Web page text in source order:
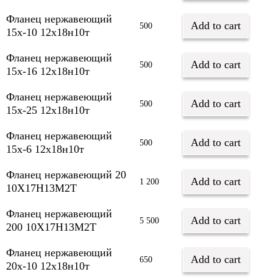
Фланец нержавеющий
15х-10 12х18н10т
500 Add to cart
Фланец нержавеющий
15х-16 12х18н10т
500 Add to cart
Фланец нержавеющий
15х-25 12х18н10т
500 Add to cart
Фланец нержавеющий
15х-6 12х18н10т
500 Add to cart
Фланец нержавеющий 20
10Х17Н13М2Т
1 200 Add to cart
Фланец нержавеющий
200 10Х17Н13М2Т
5 500 Add to cart
Фланец нержавеющий
20х-10 12х18н10т
650 Add to cart